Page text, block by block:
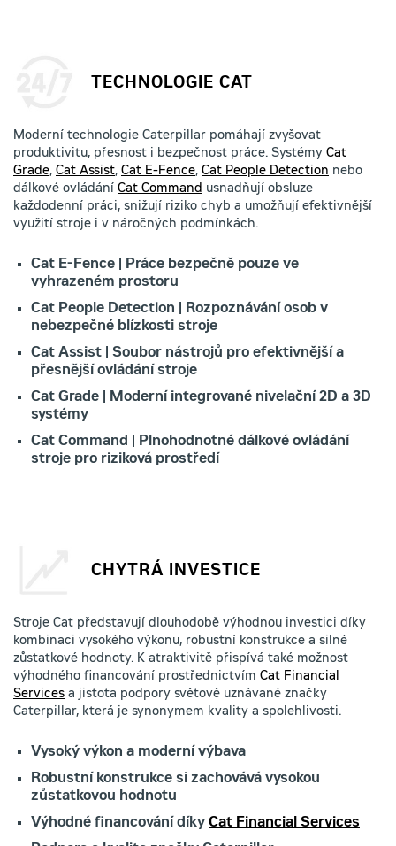
TECHNOLOGIE CAT
Moderní technologie Caterpillar pomáhají zvyšovat
produktivitu, přesnost i bezpečnost práce. Systémy Cat
Grade, Cat Assist, Cat E-Fence, Cat People Detection nebo
dálkové ovládání Cat Command usnadňují obsluze
každodenní práci, snižují riziko chyb a umožňují efektivnější
využití stroje i v náročných podmínkách.
Cat E-Fence | Práce bezpečně pouze ve
vyhrazeném prostoru
Cat People Detection | Rozpoznávání osob v
nebezpečné blízkosti stroje
Cat Assist | Soubor nástrojů pro efektivnější a
přesnější ovládání stroje
Cat Grade | Moderní integrované nivelační 2D a 3D
systémy
Cat Command | Plnohodnotné dálkové ovládání
stroje pro riziková prostředí
CHYTRÁ INVESTICE
Stroje Cat představují dlouhodobě výhodnou investici díky
kombinaci vysokého výkonu, robustní konstrukce a silné
zůstatkové hodnoty. K atraktivitě přispívá také možnost
výhodného financování prostřednictvím Cat Financial
Services a jistota podpory světově uznávané značky
Caterpillar, která je synonymem kvality a spolehlivosti.
Vysoký výkon a moderní výbava
Robustní konstrukce si zachovává vysokou
zůstatkovou hodnotu
Výhodné financování díky Cat Financial Services